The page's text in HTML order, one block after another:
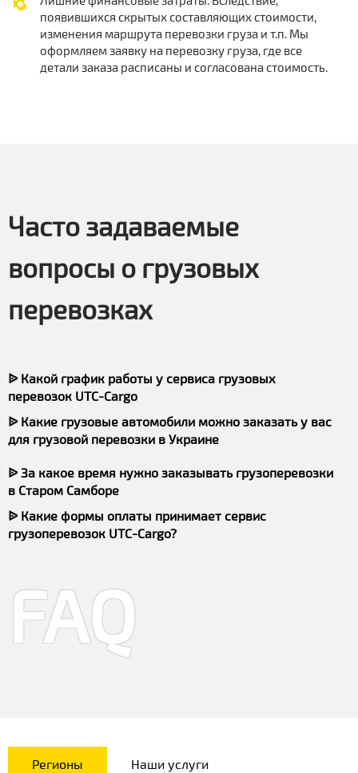
появившихся скрытых составляющих стоимости,
изменения маршрута перевозки груза и т.п. Мы
оформляем заявку на перевозку груза, где все
детали заказа расписаны и согласована стоимость.
Часто задаваемые
вопросы о грузовых
перевозках
ᐉ Какой график работы у сервиса грузовых
перевозок UTC-Cargo
ᐉ Какие грузовые автомобили можно заказать у вас
для грузовой перевозки в Украине
ᐉ За какое время нужно заказывать грузоперевозки
в Старом Самборе
ᐉ Какие формы оплаты принимает сервис
грузоперевозок UTC-Cargo?
FAQ
Регионы Наши услуги